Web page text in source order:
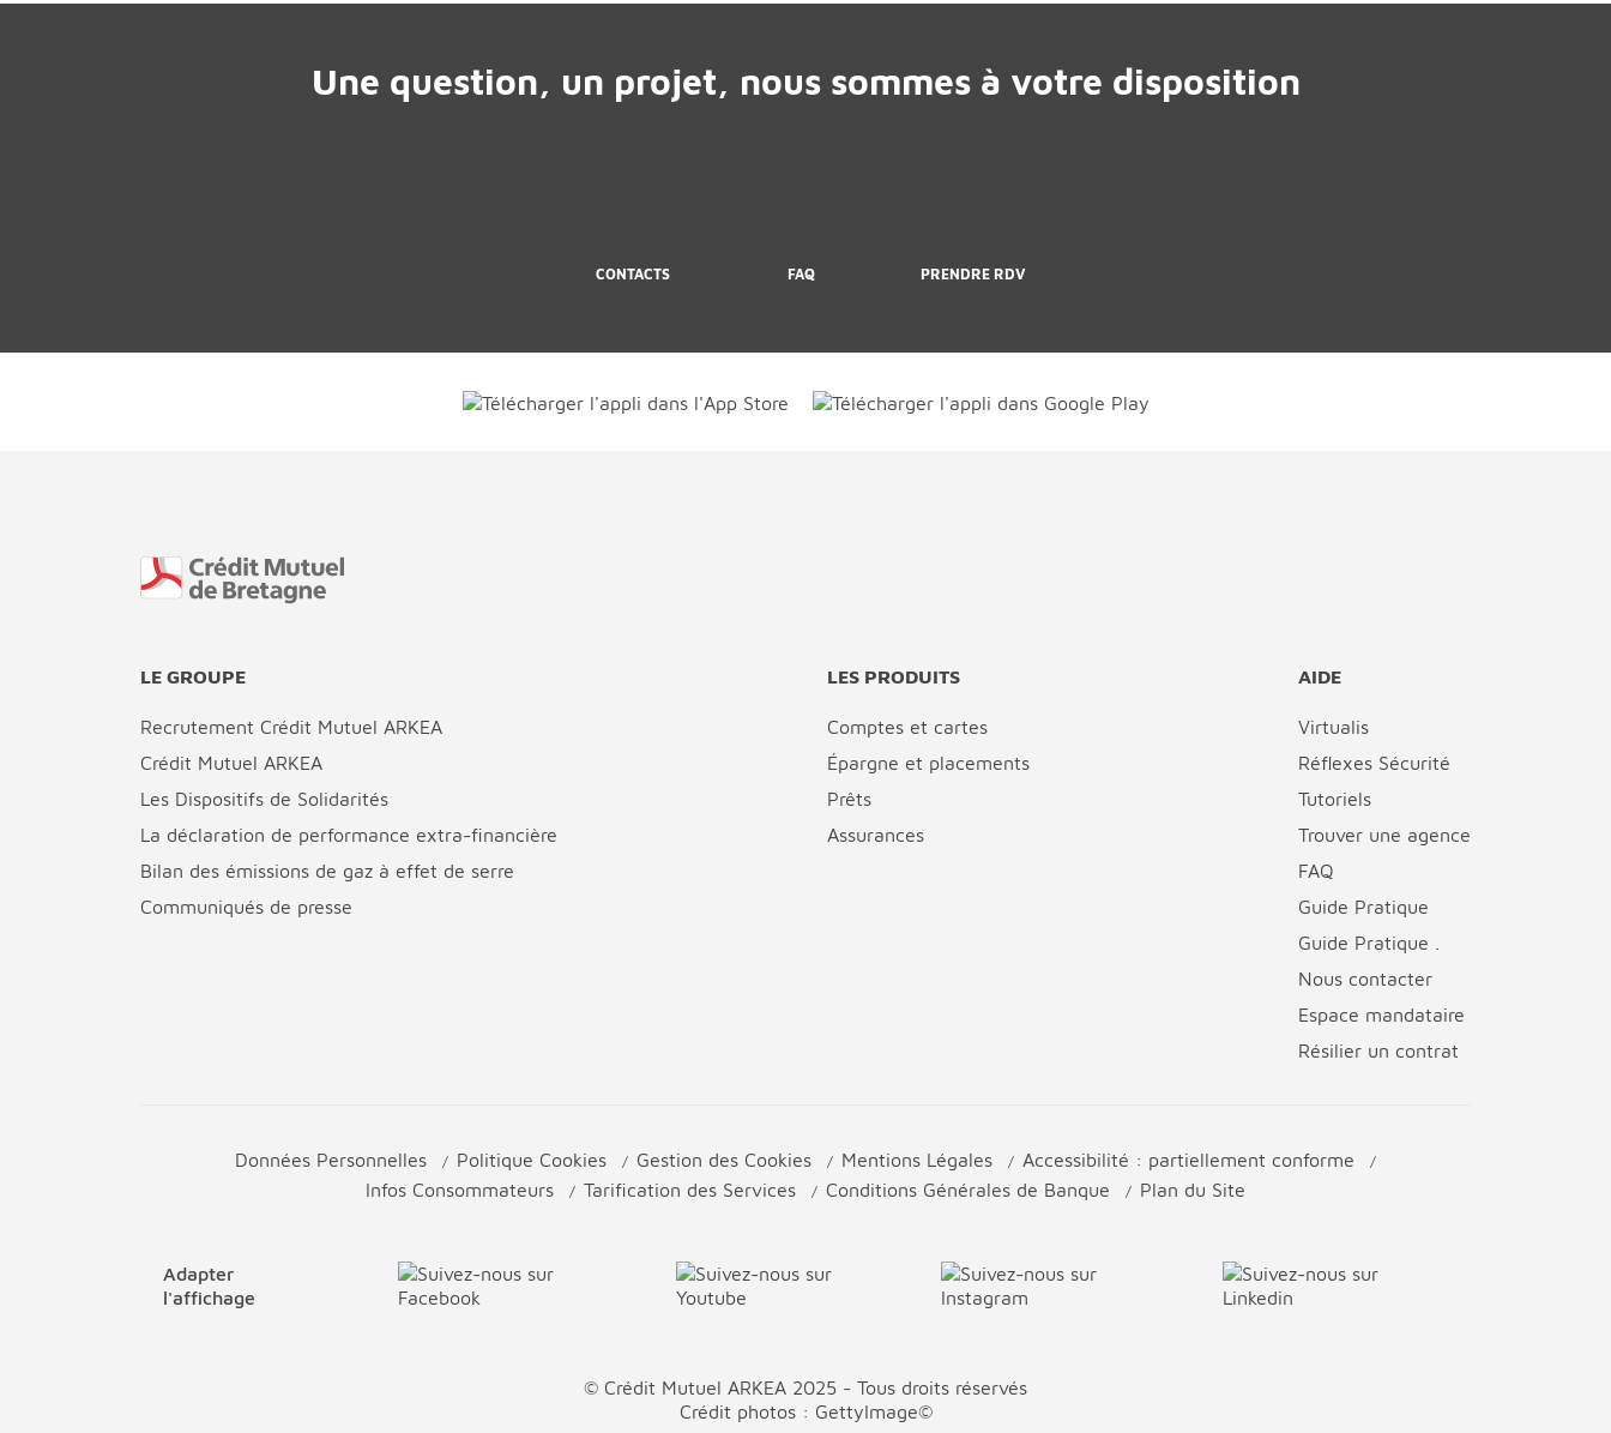
Une question, un projet, nous sommes à votre disposition
CONTACTS FAQ PRENDRE RDV
LE GROUPE
Recrutement Crédit Mutuel ARKEA
Crédit Mutuel ARKEA
Les Dispositifs de Solidarités
La déclaration de performance extra-financière
Bilan des émissions de gaz à effet de serre
Communiqués de presse
LES PRODUITS
Comptes et cartes
Épargne et placements
Prêts
Assurances
AIDE
Virtualis
Réflexes Sécurité
Tutoriels
Trouver une agence
FAQ
Guide Pratique
Guide Pratique .
Nous contacter
Espace mandataire
Résilier un contrat
Données Personnelles Politique Cookies Gestion des Cookies Mentions Légales
Accessibilité : partiellement conforme
Infos Consommateurs
Tarification des Services Conditions Générales de Banque Plan du Site
Adapter
l'affichage
© Crédit Mutuel ARKEA 2025 - Tous droits réservés
Crédit photos : GettyImage©
Fin de page